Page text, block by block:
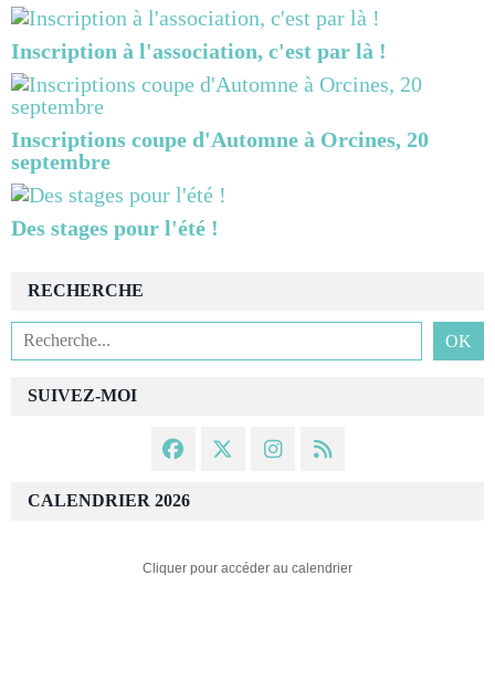
Inscription à l'association, c'est par là !
Inscriptions coupe d'Automne à Orcines, 20
septembre
Des stages pour l'été !
SUIVEZ-MOI
RECHERCHE
CALENDRIER 2026
Cliquer pour accéder au calendrier